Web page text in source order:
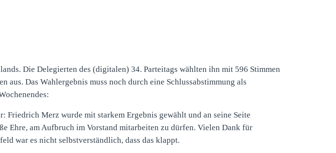
Die Delegierten des (digitalen) 34. Parteitags wählten ihn mit 596 Stimmen
Das Wahlergebnis muss noch durch eine Schlussabstimmung als
Friedrich Merz wurde mit starkem Ergebnis gewählt und an seine Seite
Ehre, am Aufbruch im Vorstand mitarbeiten zu dürfen. Vielen Dank für
war es nicht selbstverständlich, dass das klappt.